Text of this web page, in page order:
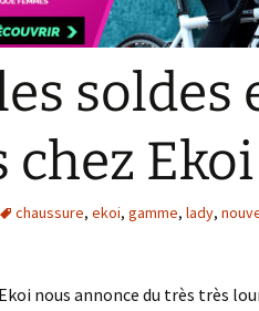
soldes
chez Ekoi
chaussure, ekoi, gamme, lady,
nous annonce du très très